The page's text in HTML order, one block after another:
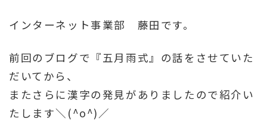
インターネット事業部 藤田です。
前回のブログで『五月雨式』の話をさせていた
だいてから、
またさらに漢字の発見がありましたので紹介い
たします＼(^o^)／